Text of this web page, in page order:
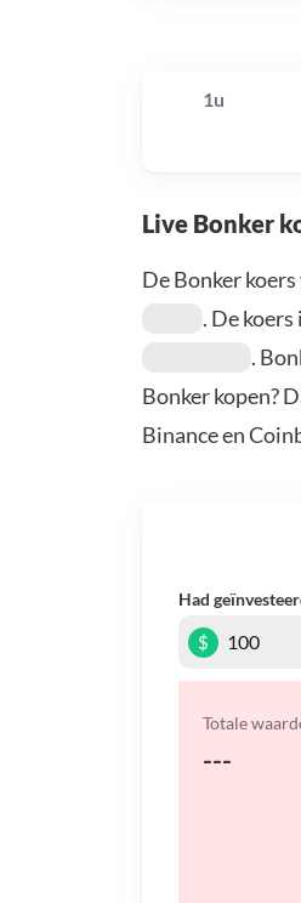
1u
Live Bonker
De Bonker koers
. De koers
.
Bonker kopen?
Binance en
Had
$
Totale
---